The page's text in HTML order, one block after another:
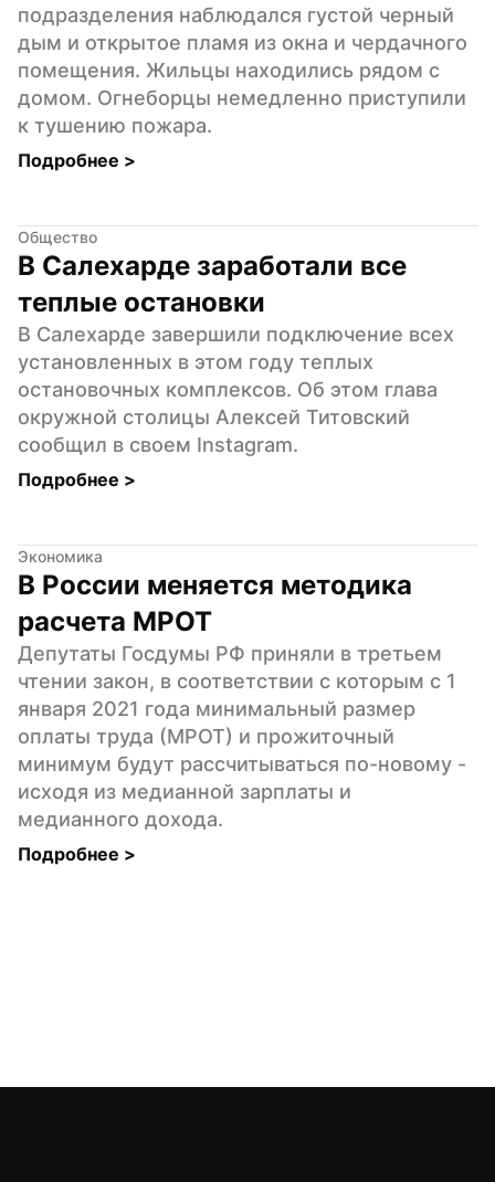
подразделения наблюдался густой черный
дым и открытое пламя из окна и чердачного
помещения. Жильцы находились рядом с
домом. Огнеборцы немедленно приступили
к тушению пожара.
Подробнее >
Общество
В Салехарде заработали все
теплые остановки
В Салехарде завершили подключение всех
установленных в этом году теплых
остановочных комплексов. Об этом глава
окружной столицы Алексей Титовский
сообщил в своем Instagram.
Подробнее >
Экономика
В России меняется методика
расчета МРОТ
Депутаты Госдумы РФ приняли в третьем
чтении закон, в соответствии с которым с 1
января 2021 года минимальный размер
оплаты труда (МРОТ) и прожиточный
минимум будут рассчитываться по-новому -
исходя из медианной зарплаты и
медианного дохода.
Подробнее >